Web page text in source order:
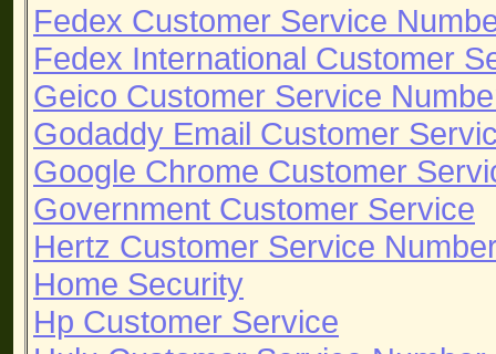
Fedex Customer Service
Fedex International Customer
Geico Customer Service
Godaddy Email Customer
Google Chrome Customer
Government Customer Service
Hertz Customer Service
Home Security
Hp Customer Service